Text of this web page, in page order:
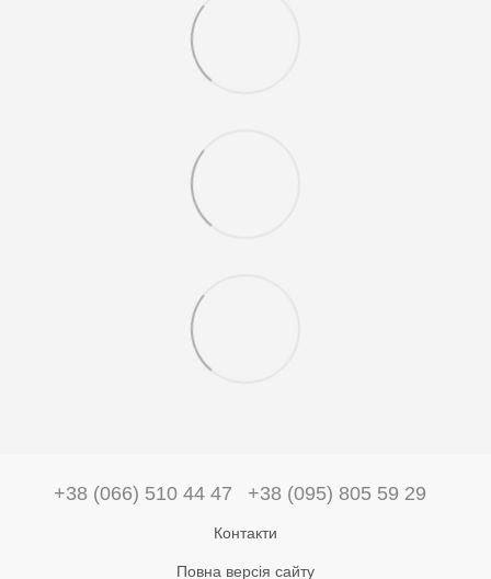
+38 (066) 510 44 47 +38 (095) 805 59 29
Контакти
Повна версія сайту